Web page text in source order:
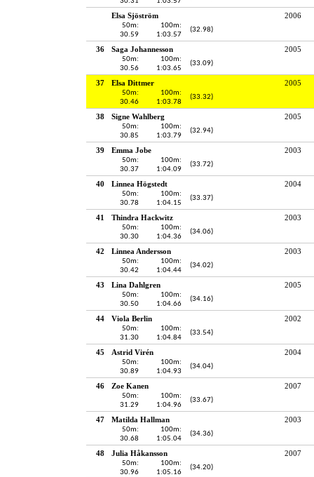
Elsa Sjöström 2006
50m:
30.59
100m:
1:03.57
(32.98)
36 Saga Johannesson 2005
50m:
30.56
100m:
1:03.65
(33.09)
37 Elsa Dittmer 2005
50m:
30.46
100m:
1:03.78
(33.32)
38 Signe Wahlberg 2005
50m:
30.85
100m:
1:03.79
(32.94)
39 Emma Jobe 2003
50m:
30.37
100m:
1:04.09
(33.72)
40 Linnea Högstedt 2004
50m:
30.78
100m:
1:04.15
(33.37)
41 Thindra Hackwitz 2003
50m:
30.30
100m:
1:04.36
(34.06)
42 Linnea Andersson 2003
50m:
30.42
100m:
1:04.44
(34.02)
43 Lina Dahlgren 2005
50m:
30.50
100m:
1:04.66
(34.16)
44 Viola Berlin 2002
50m:
31.30
100m:
1:04.84
(33.54)
45 Astrid Virén 2004
50m:
30.89
100m:
1:04.93
(34.04)
46 Zoe Kanen 2007
50m:
31.29
100m:
1:04.96
(33.67)
47 Matilda Hallman 2003
50m:
30.68
100m:
1:05.04
(34.36)
48 Julia Håkansson 2007
50m:
30.96
100m:
1:05.16
(34.20)